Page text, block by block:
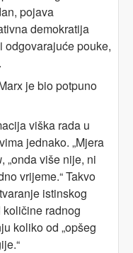
pojava
demokratija
odgovarajuće pouke,
je bio potpuno
viška rada u
jednako. „Mjera
, „onda više nije, ni
vrijeme.“ Takvo
istinskog
radnog
koliko od „opšeg